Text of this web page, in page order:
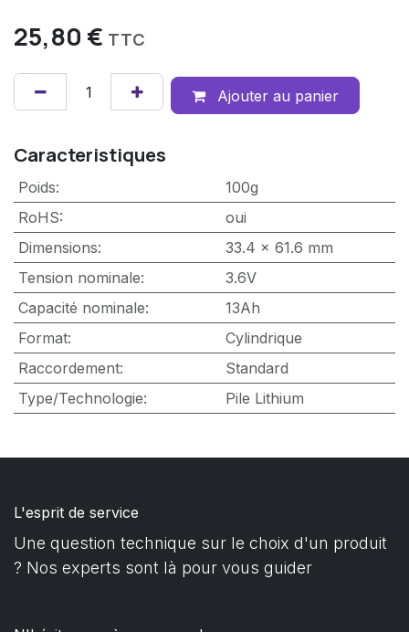
25,80 € TTC
Ajouter au panier
Caracteristiques
Poids:
100g
RoHS:
oui
Dimensions:
33.4 x 61.6 mm
Tension nominale:
3.6V
Capacité nominale:
13Ah
Format:
Cylindrique
Raccordement:
Standard
Type/Technologie: Pile Lithium
L'esprit de service
Une question technique sur le choix d'un produit
? Nos experts sont là pour vous guider